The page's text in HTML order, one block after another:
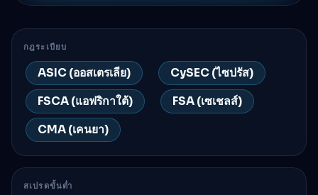
กฎระเบียบ
ASIC (ออสเตรเลีย)
CySEC (ไซปรัส)
FSCA (แอฟริกาใต้)
FSA (เซเชลส์)
CMA (เคนยา)
สเปรดขั้นต่ำ